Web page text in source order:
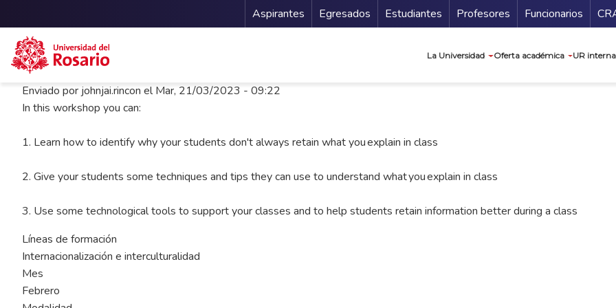
Pasar al contenido principal
Menu Secundario
Aspirantes Egresados Estudiantes Profesores Funcionarios
La Universidad Oferta académica UR
Enviado por johnjai.rincon elMar, 21/03/2023 - 09:22
In this workshop you can:
1. Learn how to identify why your students don't always retain what you explain in class
2. Give your students some techniques and tips they can use to understand what you explain in class
3. Use some technological tools to support your classes and to help students retain information better during a class
Líneas de formación
Internacionalización e interculturalidad
Mes
Febrero